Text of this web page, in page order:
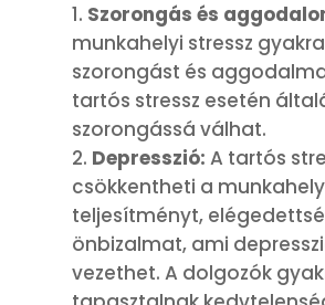
Szorongás és
munkahelyi stressz
szorongást és
tartós stressz esetén
szorongássá válhat.
Depresszió: A tartós
csökkentheti a
teljesítményt,
önbizalmat, ami
vezethet. A dolgozók